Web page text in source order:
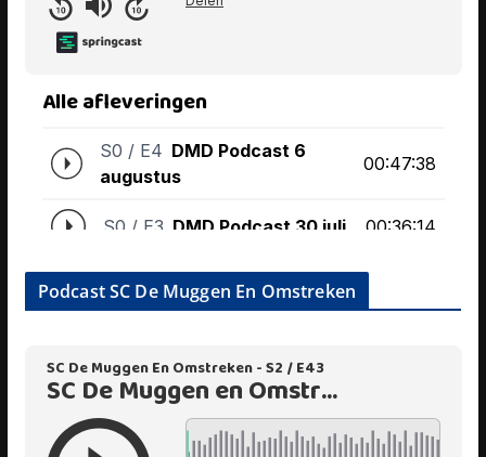
Podcast SC De Muggen En Omstreken